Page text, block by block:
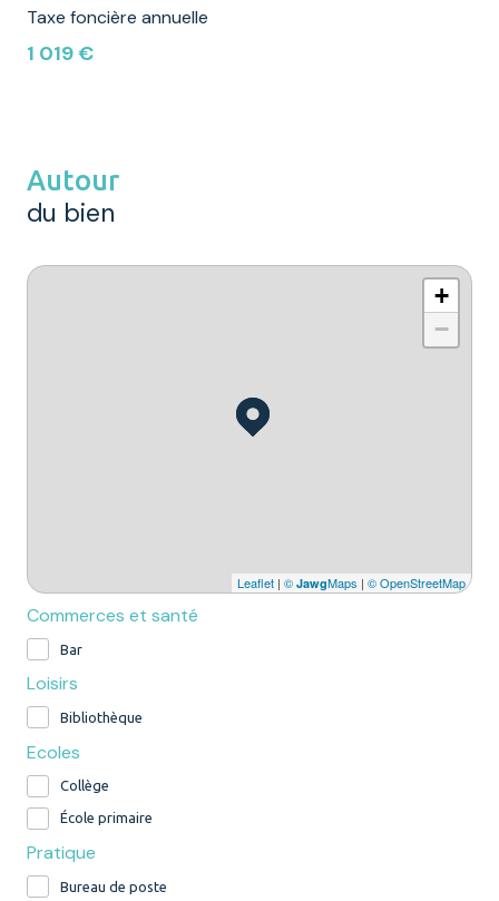
Taxe foncière annuelle
1 019 €
Autour
du bien
+
−
Leaflet | © JawgMaps | © OpenStreetMap
Commerces et santé
Bar
Loisirs
Bibliothèque
Ecoles
Collège
École primaire
Pratique
Bureau de poste